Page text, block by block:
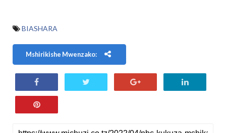
BIASHARA
Mshirikishe Mwenzako: